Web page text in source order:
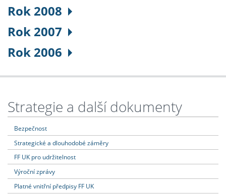
Rok 2008
Rok 2007
Rok 2006
Strategie a další dokumenty
Bezpečnost
Strategické a dlouhodobé záměry
FF UK pro udržitelnost
Výroční zprávy
Platné vnitřní předpisy FF UK